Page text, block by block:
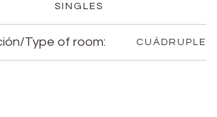
SINGLES
Type of room: CUÁDRUPLE